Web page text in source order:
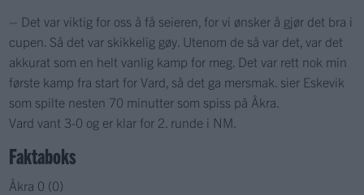
– Det var viktig for oss å få seieren, for vi ønsker å gjør det bra i
cupen. Så det var skikkelig gøy. Utenom de så var det, var det
akkurat som en helt vanlig kamp for meg. Det var rett nok min
første kamp fra start for Vard, så det ga mersmak. sier Eskevik
som spilte nesten 70 minutter som spiss på Åkra.
Vard vant 3-0 og er klar for 2. runde i NM.
Faktaboks
Åkra 0 (0)